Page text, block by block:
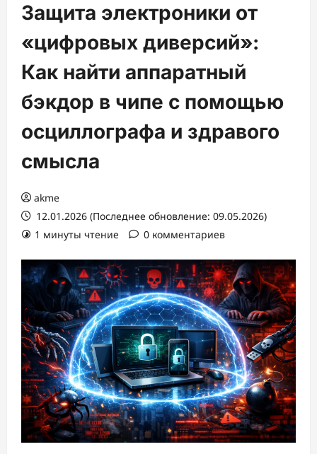
Защита электроники от
«цифровых диверсий»:
Как найти аппаратный
бэкдор в чипе с помощью
осциллографа и здравого
смысла
akme
12.01.2026 (Последнее обновление: 09.05.2026)
1 минуты чтение
0 комментариев